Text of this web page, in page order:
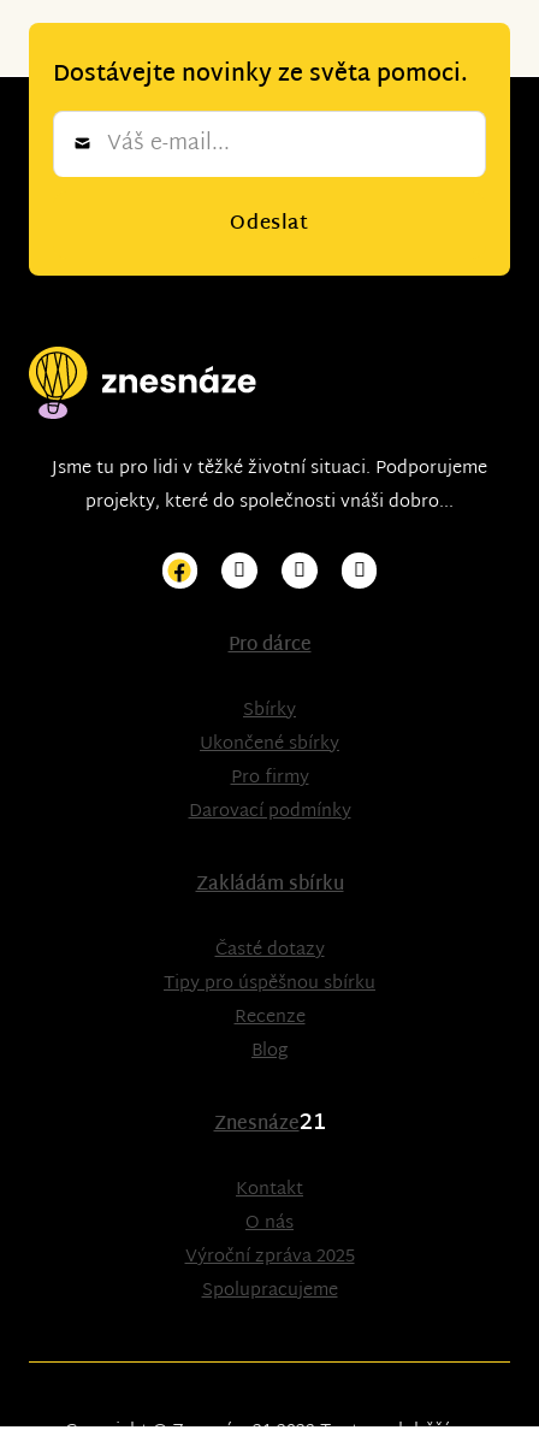
Dostávejte novinky ze světa pomoci.
Newsletter
Odeslat
Jsme tu pro lidi v těžké životní situaci. Podporujeme
projekty, které do společnosti vnáši dobro...
Pro dárce
Sbírky
Ukončené sbírky
Pro firmy
Darovací podmínky
Zakládám sbírku
Časté dotazy
Tipy pro úspěšnou sbírku
Recenze
Blog
Znesnáze21
Kontakt
O nás
Výroční zpráva 2025
Spolupracujeme